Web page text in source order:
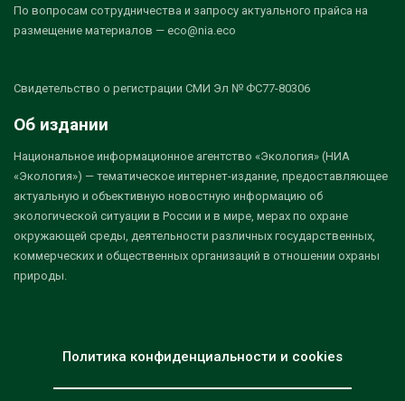
По вопросам сотрудничества и запросу актуального прайса на
размещение материалов — eco@nia.eco
Свидетельство о регистрации СМИ Эл № ФС77-80306
Об издании
Национальное информационное агентство «Экология» (НИА
«Экология») — тематическое интернет-издание, предоставляющее
актуальную и объективную новостную информацию об
экологической ситуации в России и в мире, мерах по охране
окружающей среды, деятельности различных государственных,
коммерческих и общественных организаций в отношении охраны
природы.
Политика конфиденциальности и cookies